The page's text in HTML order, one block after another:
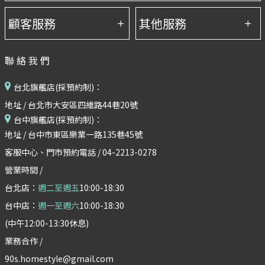
聯絡我們
台北旗艦店(採預約制)：
地址 / 台北市大安區四維路44巷20號
台中旗艦店(採預約制)：
地址 / 台中市東區樂業一路135巷45號
客服中心、門市預約電話 / 04-2213-0278
營業時間 /
台北店： 週二至週五10:00-18:30
台中店： 週一至週六10:00-18:30
(中午12:00-13:30休息)
業務合作 /
90s.homestyle@gmail.com